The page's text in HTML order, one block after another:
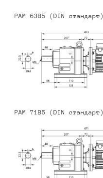
PAM 63B5 (DIN стандарт)
PAM 71B5 (DIN стандарт)